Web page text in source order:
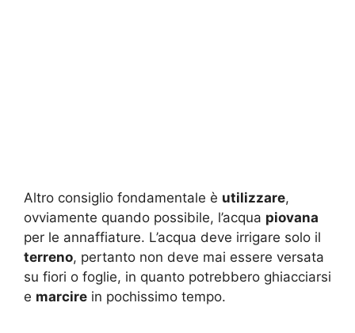
Altro consiglio fondamentale è utilizzare,
ovviamente quando possibile, l’acqua piovana
per le annaffiature. L’acqua deve irrigare solo il
terreno, pertanto non deve mai essere versata
su fiori o foglie, in quanto potrebbero ghiacciarsi
e marcire in pochissimo tempo.